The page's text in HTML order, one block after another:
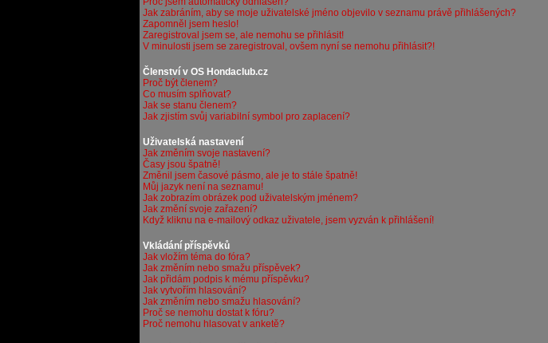
Jak zabráním, aby se moje uživatelské jméno objevilo v seznamu právě přihlášených?
Zapomněl jsem heslo!
Zaregistroval jsem se, ale nemohu se přihlásit!
V minulosti jsem se zaregistroval, ovšem nyní se nemohu přihlásit?!
Členství v OS Hondaclub.cz
Proč být členem?
Co musím splňovat?
Jak se stanu členem?
Jak zjistím svůj variabilní symbol pro zaplacení?
Uživatelská nastavení
Jak změním svoje nastavení?
Časy jsou špatně!
Změnil jsem časové pásmo, ale je to stále špatně!
Můj jazyk není na seznamu!
Jak zobrazím obrázek pod uživatelským jménem?
Jak změní svoje zařazení?
Když kliknu na e-mailový odkaz uživatele, jsem vyzván k přihlášení!
Vkládání příspěvků
Jak vložím téma do fóra?
Jak změním nebo smažu příspěvek?
Jak přidám podpis k mému příspěvku?
Jak vytvořím hlasování?
Jak změním nebo smažu hlasování?
Proč se nemohu dostat k fóru?
Proč nemohu hlasovat v anketě?